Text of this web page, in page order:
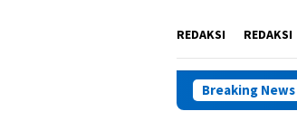
REDAKSI REDAKSI
Breaking News
Camat Saparua : Mari